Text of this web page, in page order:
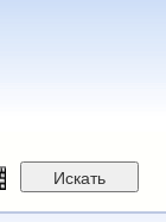
Искать